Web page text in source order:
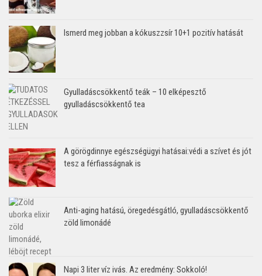
Ismerd meg jobban a kókuszzsír 10+1 pozitív hatását
Gyulladáscsökkentő teák – 10 elképesztő
gyulladáscsökkentő tea
A görögdinnye egészségügyi hatásai:védi a szívet és jót
tesz a férfiasságnak is
Anti-aging hatású, öregedésgátló, gyulladáscsökkentő
zöld limonádé
Napi 3 liter víz ivás. Az eredmény: Sokkoló!